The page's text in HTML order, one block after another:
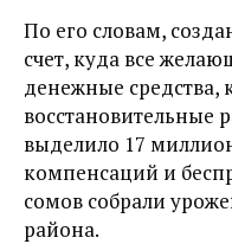
По его словам,
счет, куда все
денежные средства,
восстановительные
выделило 17
компенсаций и
сомов собрали
района.